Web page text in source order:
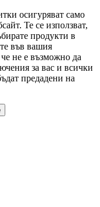
осигуряват само
Те се използват,
продукти в
във вашия
не е възможно да
за вас и всички
предадени на